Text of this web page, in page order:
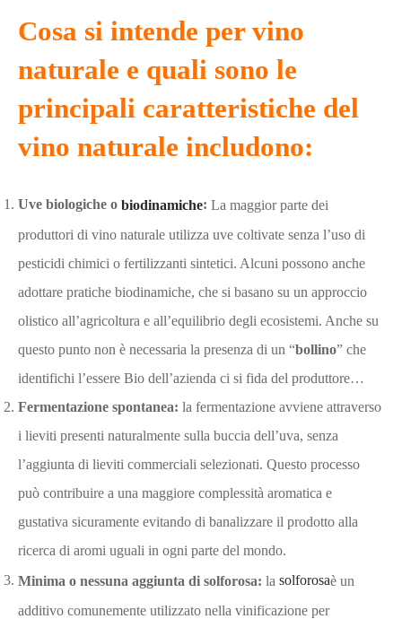
Cosa si intende per vino
naturale e quali sono le
principali caratteristiche del
vino naturale includono:
Uve biologiche o biodinamiche: La maggior parte dei
produttori di vino naturale utilizza uve coltivate senza l’uso di
pesticidi chimici o fertilizzanti sintetici. Alcuni possono anche
adottare pratiche biodinamiche, che si basano su un approccio
olistico all’agricoltura e all’equilibrio degli ecosistemi. Anche su
questo punto non è necessaria la presenza di un “bollino” che
identifichi l’essere Bio dell’azienda ci si fida del produttore…
Fermentazione spontanea: la fermentazione avviene attraverso
i lieviti presenti naturalmente sulla buccia dell’uva, senza
l’aggiunta di lieviti commerciali selezionati. Questo processo
può contribuire a una maggiore complessità aromatica e
gustativa sicuramente evitando di banalizzare il prodotto alla
ricerca di aromi uguali in ogni parte del mondo.
Minima o nessuna aggiunta di solforosa: la solforosaè un
additivo comunemente utilizzato nella vinificazione per